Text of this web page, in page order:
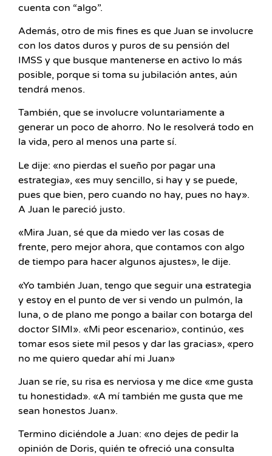
cuenta con “algo”.
Además, otro de mis fines es que Juan se involucre
con los datos duros y puros de su pensión del
IMSS y que busque mantenerse en activo lo más
posible, porque si toma su jubilación antes, aún
tendrá menos.
También, que se involucre voluntariamente a
generar un poco de ahorro. No le resolverá todo en
la vida, pero al menos una parte sí.
Le dije: «no pierdas el sueño por pagar una
estrategia», «es muy sencillo, si hay y se puede,
pues que bien, pero cuando no hay, pues no hay».
A Juan le pareció justo.
«Mira Juan, sé que da miedo ver las cosas de
frente, pero mejor ahora, que contamos con algo
de tiempo para hacer algunos ajustes», le dije.
«Yo también Juan, tengo que seguir una estrategia
y estoy en el punto de ver si vendo un pulmón, la
luna, o de plano me pongo a bailar con botarga del
doctor SIMI». «Mi peor escenario», continúo, «es
tomar esos siete mil pesos y dar las gracias», «pero
no me quiero quedar ahí mi Juan»
Juan se ríe, su risa es nerviosa y me dice «me gusta
tu honestidad». «A mí también me gusta que me
sean honestos Juan».
Termino diciéndole a Juan: «no dejes de pedir la
opinión de Doris, quién te ofreció una consulta